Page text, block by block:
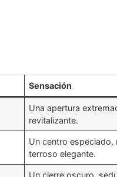
Sensación
Una apertura
revitalizante.
Un centro
terroso elegante.
Un cierre oscuro,